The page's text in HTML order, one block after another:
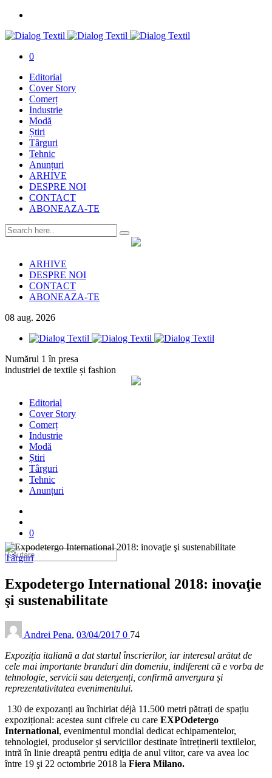
0
Editorial
Cover Story
Comerț
Industrie
Modă
Știri
Târguri
Tehnic
Anunțuri
ARHIVE
DESPRE NOI
CONTACT
ABONEAZA-TE
ARHIVE
DESPRE NOI
CONTACT
ABONEAZA-TE
08 aug. 2026
Numărul 1 în presa
industriei de textile și fashion
Editorial
Cover Story
Comerț
Industrie
Modă
Știri
Târguri
Tehnic
Anunțuri
0
Târguri
Expodetergo International 2018: inovaţie
şi sustenabilitate
Andrei Pena, 03/04/2017 0 74
Expoziția italiană a dat startul înscrierilor, iar interesul arătat de
cele mai importante branduri din domeniu, indiferent că e vorba de
tehnologie, servicii sau detergenți, confirmă anvergura și
reprezentativitatea evenimentului.
130 de expozanți au închiriat déjà 11.500 metri pătrați de spațiu
expozițional: acestea sunt cifrele cu care EXPOdetergo
International, evenimentul mondial dedicat echipamentelor,
tehnologiei, produselor și serviciilor destinate întreținerii textilelor,
intră în linie dreaptă pentru ediţia de anul viitor, care va avea loc
între 19 şi 22 octombrie 2018 la Fiera Milano.